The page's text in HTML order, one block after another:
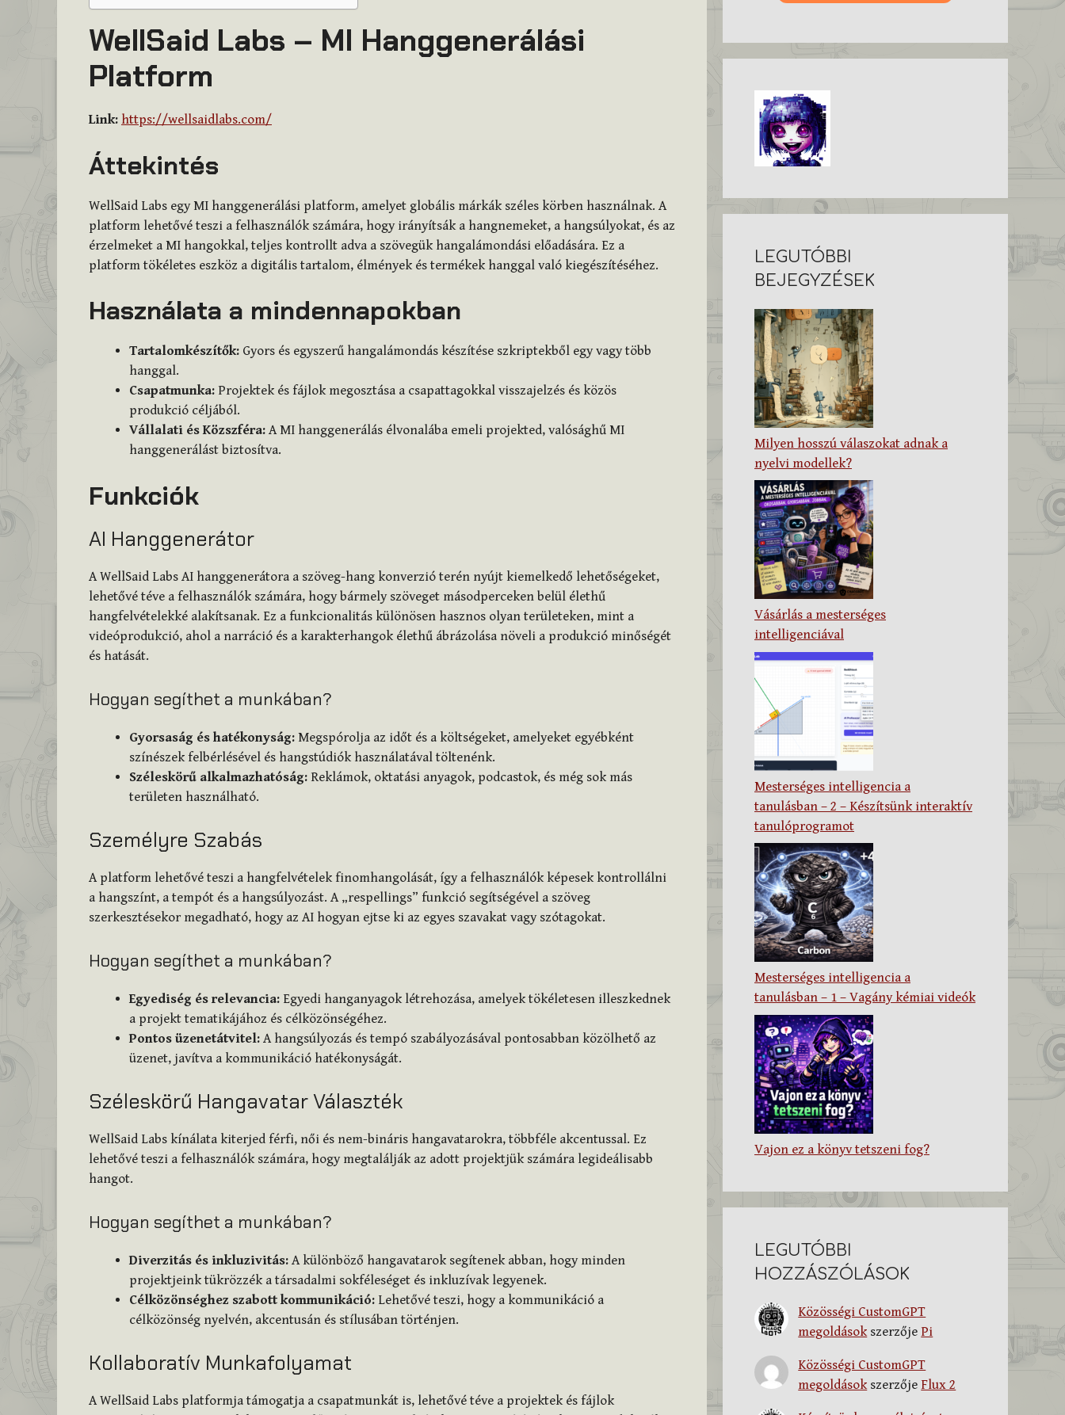
WellSaid Labs – MI Hanggenerálási
Platform
Link: https://wellsaidlabs.com/
Áttekintés
WellSaid Labs egy MI hanggenerálási platform, amelyet globális márkák széles körben használnak. A
platform lehetővé teszi a felhasználók számára, hogy irányítsák a hangnemeket, a hangsúlyokat, és az
érzelmeket a MI hangokkal, teljes kontrollt adva a szövegük hangalámondási előadására. Ez a
platform tökéletes eszköz a digitális tartalom, élmények és termékek hanggal való kiegészítéséhez.
Használata a mindennapokban
Tartalomkészítők: Gyors és egyszerű hangalámondás készítése szkriptekből egy vagy több
hanggal.
Csapatmunka: Projektek és fájlok megosztása a csapattagokkal visszajelzés és közös
produkció céljából.
Vállalati és Közszféra: A MI hanggenerálás élvonalába emeli projekted, valósághű MI
hanggenerálást biztosítva.
Funkciók
AI Hanggenerátor
A WellSaid Labs AI hanggenerátora a szöveg-hang konverzió terén nyújt kiemelkedő lehetőségeket,
lehetővé téve a felhasználók számára, hogy bármely szöveget másodperceken belül élethű
hangfelvételekké alakítsanak. Ez a funkcionalitás különösen hasznos olyan területeken, mint a
videóprodukció, ahol a narráció és a karakterhangok élethű ábrázolása növeli a produkció minőségét
és hatását.
Hogyan segíthet a munkában?
Gyorsaság és hatékonyság: Megspórolja az időt és a költségeket, amelyeket egyébként
színészek felbérlésével és hangstúdiók használatával töltenénk.
Széleskörű alkalmazhatóság: Reklámok, oktatási anyagok, podcastok, és még sok más
területen használható.
Személyre Szabás
A platform lehetővé teszi a hangfelvételek finomhangolását, így a felhasználók képesek kontrollálni
a hangszínt, a tempót és a hangsúlyozást. A „respellings” funkció segítségével a szöveg
szerkesztésekor megadható, hogy az AI hogyan ejtse ki az egyes szavakat vagy szótagokat.
Hogyan segíthet a munkában?
Egyediség és relevancia: Egyedi hanganyagok létrehozása, amelyek tökéletesen illeszkednek
a projekt tematikájához és célközönségéhez.
Pontos üzenetátvitel: A hangsúlyozás és tempó szabályozásával pontosabban közölhető az
üzenet, javítva a kommunikáció hatékonyságát.
Széleskörű Hangavatar Választék
WellSaid Labs kínálata kiterjed férfi, női és nem-bináris hangavatarokra, többféle akcentussal. Ez
lehetővé teszi a felhasználók számára, hogy megtalálják az adott projektjük számára legideálisabb
hangot.
Hogyan segíthet a munkában?
Diverzitás és inkluzivitás: A különböző hangavatarok segítenek abban, hogy minden
projektjeink tükrözzék a társadalmi sokféleséget és inkluzívak legyenek.
Célközönséghez szabott kommunikáció: Lehetővé teszi, hogy a kommunikáció a
célközönség nyelvén, akcentusán és stílusában történjen.
Kollaboratív Munkafolyamat
A WellSaid Labs platformja támogatja a csapatmunkát is, lehetővé téve a projektek és fájlok
LEGUTÓBBI
BEJEGYZÉSEK
Milyen hosszú válaszokat adnak a
nyelvi modellek?
Vásárlás a mesterséges
intelligenciával
Mesterséges intelligencia a
tanulásban – 2 – Készítsünk interaktív
tanulóprogramot
Mesterséges intelligencia a
tanulásban – 1 – Vagány kémiai videók
Vajon ez a könyv tetszeni fog?
LEGUTÓBBI
HOZZÁSZÓLÁSOK
Közösségi CustomGPT
megoldásokszerzője Pi
Közösségi CustomGPT
megoldásokszerzője Flux 2